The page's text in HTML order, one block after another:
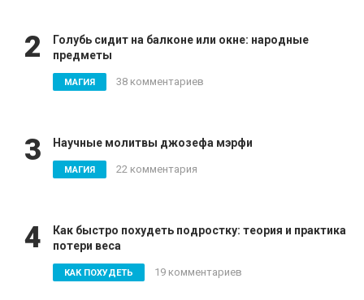
2
Голубь сидит на балконе или окне: народные
предметы
МАГИЯ 38 комментариев
3 Научные молитвы джозефа мэрфи
МАГИЯ 22 комментария
4
Как быстро похудеть подростку: теория и практика
потери веса
КАК ПОХУДЕТЬ 19 комментариев